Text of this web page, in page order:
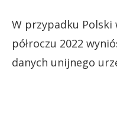
W przypadku Polski
półroczu 2022
danych unijnego